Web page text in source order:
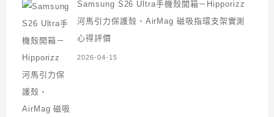
Samsung S26 Ultra手機殼開箱－Hipporizz
河馬引力保護殼、AirMag 磁吸指環支架實測
心得評價
2026-04-15